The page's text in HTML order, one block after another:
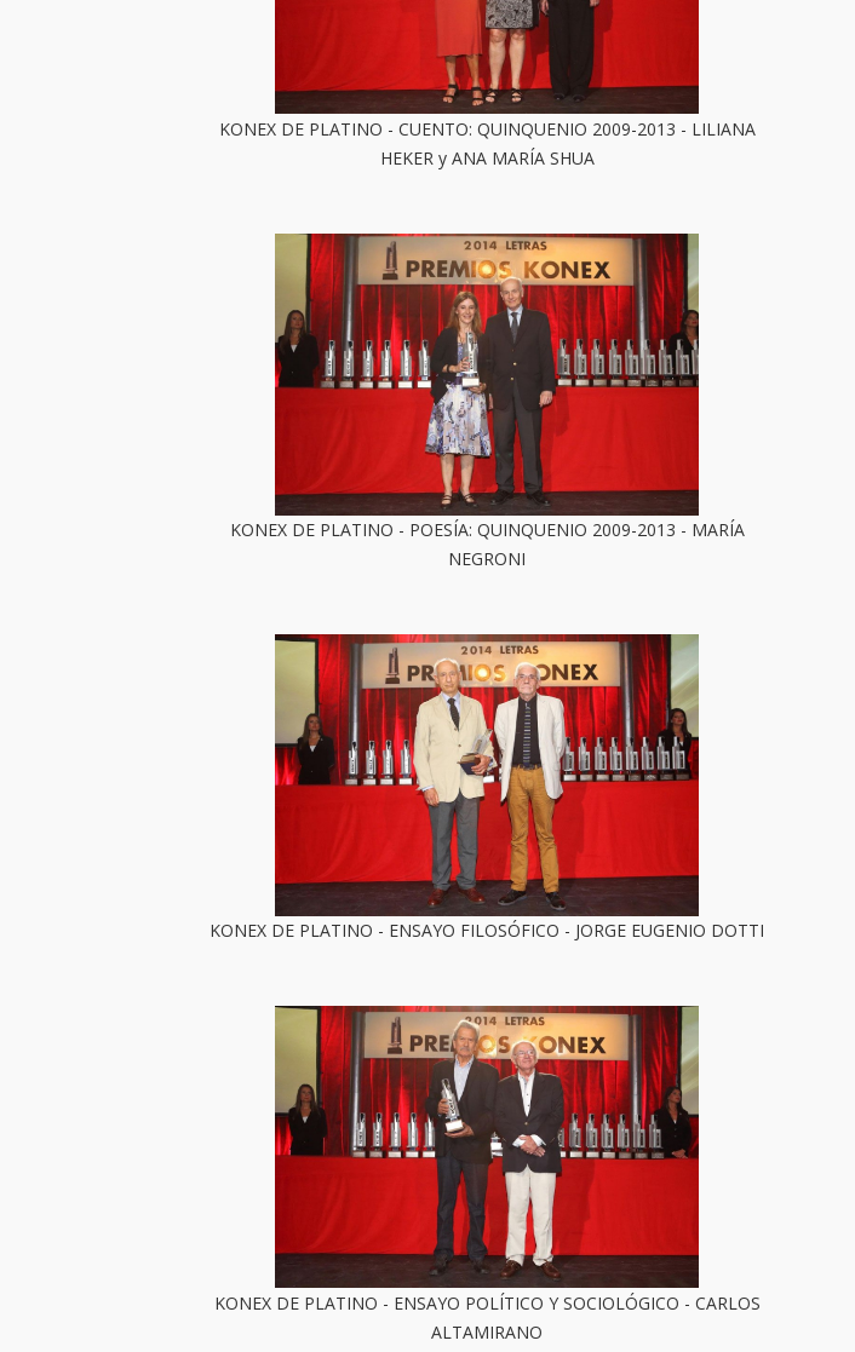
KONEX DE PLATINO - CUENTO: QUINQUENIO 2009-2013 - LILIANA
HEKER y ANA MARÍA SHUA
KONEX DE PLATINO - POESÍA: QUINQUENIO 2009-2013 - MARÍA
NEGRONI
KONEX DE PLATINO - ENSAYO FILOSÓFICO - JORGE EUGENIO DOTTI
KONEX DE PLATINO - ENSAYO POLÍTICO Y SOCIOLÓGICO - CARLOS
ALTAMIRANO